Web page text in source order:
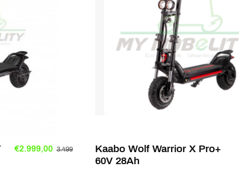
€2.999,00 3.499
Kaabo Wolf Warrior X Pro+
60V 28Ah